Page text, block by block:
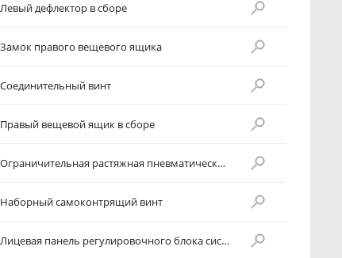
Левый дефлектор в сборе
Замок правого вещевого ящика
Соединительный винт
Правый вещевой ящик в сборе
Ограничительная растяжная пневматическая пружина крышки правого вещевого ящика в сборе
Наборный самоконтрящий винт
Лицевая панель регулировочного блока системы кондиционирования с ручным управлением